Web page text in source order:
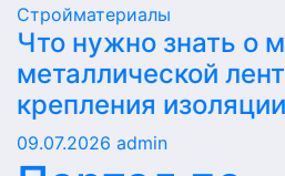
Стройматериалы
Что нужно знать о
металлической
крепления изоляции
09.07.2026 admin